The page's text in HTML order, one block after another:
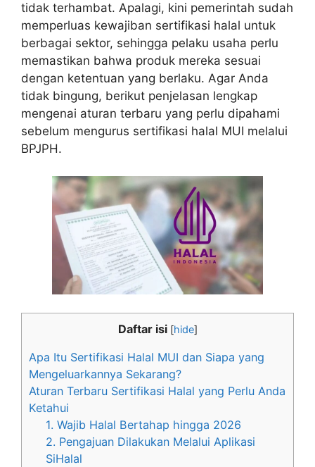
tidak terhambat. Apalagi, kini pemerintah sudah
memperluas kewajiban sertifikasi halal untuk
berbagai sektor, sehingga pelaku usaha perlu
memastikan bahwa produk mereka sesuai
dengan ketentuan yang berlaku. Agar Anda
tidak bingung, berikut penjelasan lengkap
mengenai aturan terbaru yang perlu dipahami
sebelum mengurus sertifikasi halal MUI melalui
BPJPH.
Daftar isi [hide]
Apa Itu Sertifikasi Halal MUI dan Siapa yang
Mengeluarkannya Sekarang?
Aturan Terbaru Sertifikasi Halal yang Perlu Anda
Ketahui
1. Wajib Halal Bertahap hingga 2026
2. Pengajuan Dilakukan Melalui Aplikasi
SiHalal